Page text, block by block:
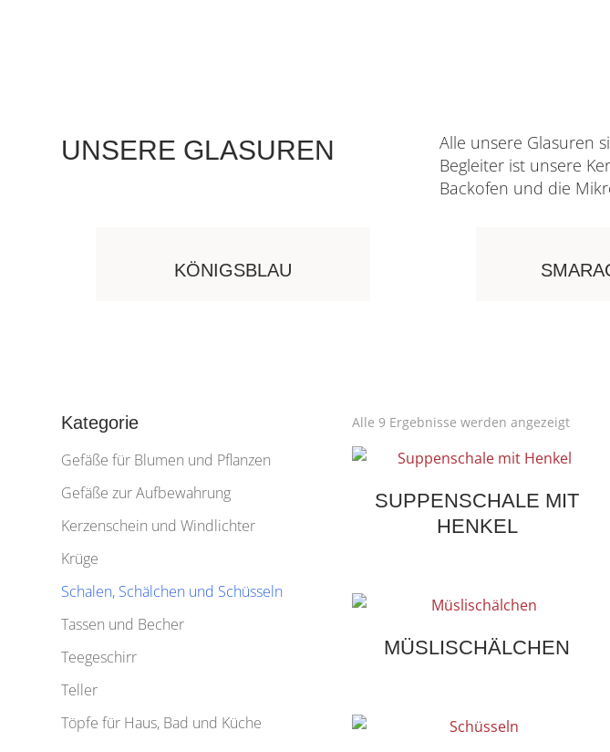
UNSERE GLASUREN
Alle unsere Glasuren
Begleiter ist unsere
Backofen und die
KÖNIGSBLAU
Kategorie
Gefäße für Blumen und Pflanzen
Gefäße zur Aufbewahrung
Kerzenschein und Windlichter
Krüge
Schalen, Schälchen und Schüsseln
Tassen und Becher
Teegeschirr
Teller
Töpfe für Haus, Bad und Küche
Alle 9 Ergebnisse werden angezeigtNach
sortiert
SUPPENSCHALE MIT
HENKEL
MÜSLISCHÄLCHEN